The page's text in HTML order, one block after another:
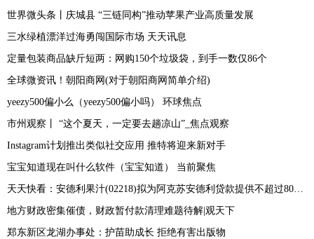
世界微头条丨庆城县 “三链同构”推动苹果产业高质量发展
三水绿植漂洋过海勇闯国际市场 天天讯息
定量包装商品缺斤短两：网购150个垃圾袋，到手一数仅86个
全球微资讯！朝阳商网(对于朝阳商网简单介绍)
yeezy500偏小么（yeezy500偏小吗） 环球焦点
市州观察丨 “这个夏天，一定要去趟凉山”_焦点观察
Instagram计划推出类似社交应用 推特将迎来新对手
宝宝知道现在叫什么软件（宝宝知道） 当前聚焦
天天快看：安德利果汁(02218)拟为阿克苏安德利贷款提供不超过8000万元的连带责任保证担保
地方财政密集催债，财政暂付款清理难题待解|观天下
郑东新区龙湖办事处：护苗助成长 拒绝有害出版物